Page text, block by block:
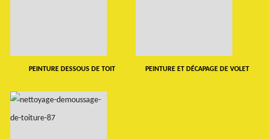
PEINTURE DESSOUS DE TOIT PEINTURE ET DÉCAPAGE DE VOLET